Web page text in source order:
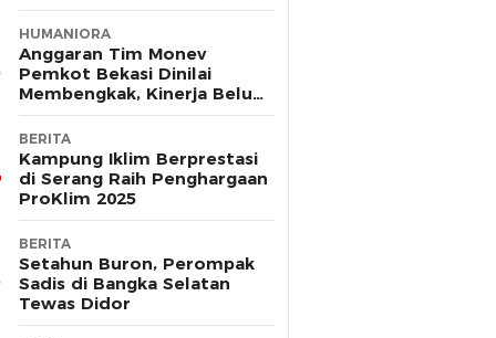
HUMANIORA
Anggaran Tim Monev
Pemkot Bekasi Dinilai
Membengkak, Kinerja Belum
Terbukti Efektif
BERITA
Kampung Iklim Berprestasi
di Serang Raih Penghargaan
ProKlim 2025
BERITA
Setahun Buron, Perompak
Sadis di Bangka Selatan
Tewas Didor